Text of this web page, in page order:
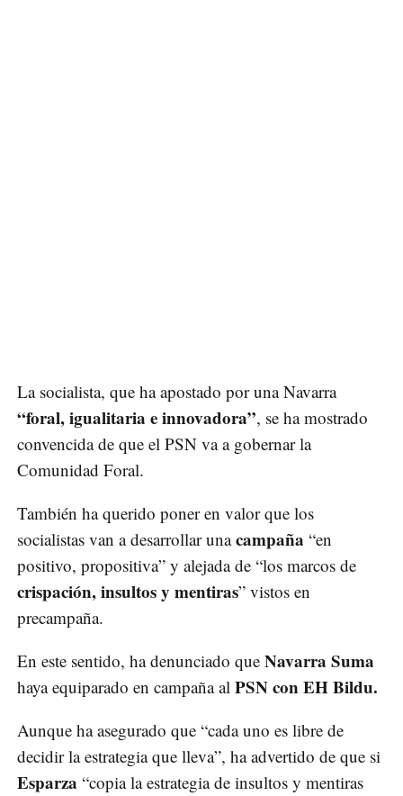
La socialista, que ha apostado por una Navarra
“foral, igualitaria e innovadora”, se ha mostrado
convencida de que el PSN va a gobernar la
Comunidad Foral.
También ha querido poner en valor que los
socialistas van a desarrollar unacampaña “en
positivo, propositiva” y alejada de “los marcos de
crispación, insultos y mentiras” vistos en
precampaña.
En este sentido, ha denunciado que Navarra Suma
haya equiparado en campaña al PSN con EH Bildu.
Aunque ha asegurado que “cada uno es libre de
decidir la estrategia que lleva”, ha advertido de que si
Esparza “copia la estrategia de insultos y mentiras